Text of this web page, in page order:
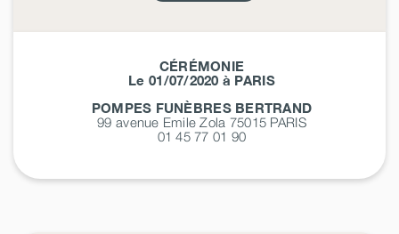
CÉRÉMONIE
Le 01/07/2020 à PARIS
POMPES FUNÈBRES BERTRAND
99 avenue Emile Zola 75015 PARIS
01 45 77 01 90